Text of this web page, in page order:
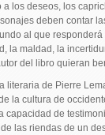
los deseos, los
deben contar
al que
la maldad, la
del libro quieran
literaria de Pierre
la cultura de
capacidad de
las riendas de un